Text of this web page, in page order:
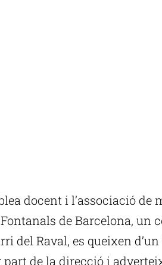
docent i l’associació de
de Barcelona, un
del Raval, es queixen d’un
de la direcció i